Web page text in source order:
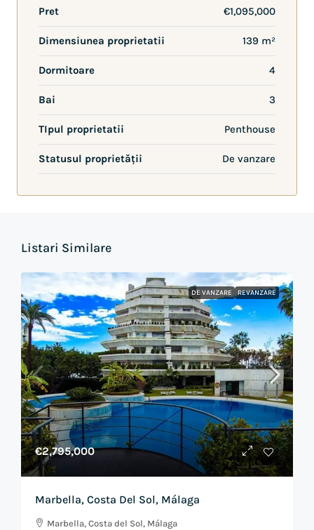
Pret €1,095,000
Dimensiunea proprietatii 139 m²
Dormitoare 4
Bai 3
TIpul proprietatii Penthouse
Statusul proprietății De vanzare
Listari Similare
DE VANZARE REVANZARE
€2,795,000
Marbella, Costa Del Sol, Málaga
Marbella, Costa del Sol, Málaga